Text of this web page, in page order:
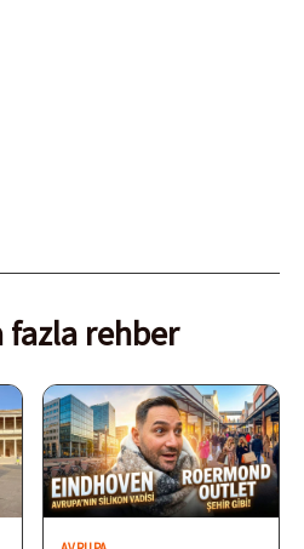
fazla rehber